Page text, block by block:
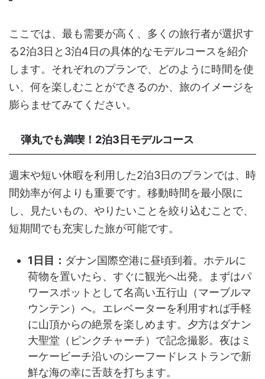
ここでは、最も需要が高く、多くの旅行者が選択す
る2泊3日と3泊4日の具体的なモデルコースを紹介
します。それぞれのプランで、どのように時間を使
い、何を楽しむことができるのか、旅のイメージを
膨らませてみてください。
弾丸でも満喫！2泊3日モデルコース
週末や短い休暇を利用した2泊3日のプランでは、時
間効率が何よりも重要です。移動時間を最小限に
し、見たいもの、やりたいことを絞り込むことで、
短期間でも充実した旅が可能です。
1日目： ダナン国際空港に昼頃到着。ホテルに
荷物を置いたら、すぐに観光へ出発。まずはパ
ワースポットとして名高い五行山（マーブルマ
ウンテン）へ。エレベーターを利用すれば手軽
に山頂からの絶景を楽しめます。夕方はダナン
大聖堂（ピンクチャーチ）で記念撮影。夜はミ
ーケービーチ沿いのシーフードレストランで新
鮮な海の幸に舌鼓を打ちます。